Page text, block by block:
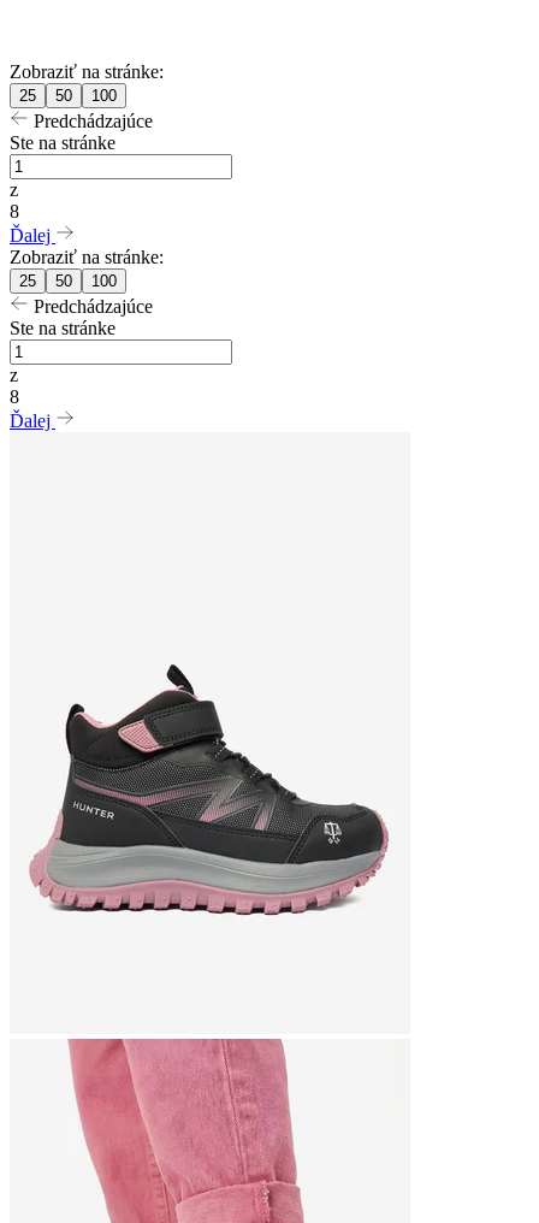
Zobraziť na stránke:
25 50 100
Predchádzajúce
Ste na stránke
z
8
Ďalej
Zobraziť na stránke:
25 50 100
Predchádzajúce
Ste na stránke
z
8
Ďalej